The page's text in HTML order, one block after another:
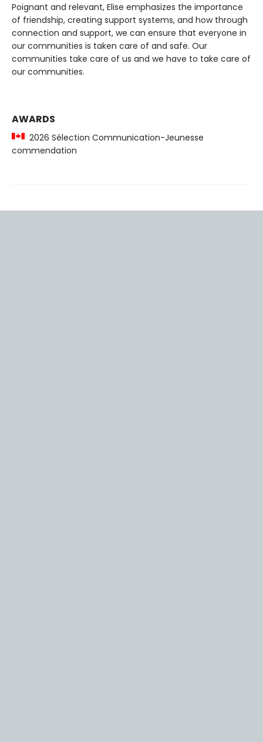
Poignant and relevant, Elise emphasizes the importance
of friendship, creating support systems, and how through
connection and support, we can ensure that everyone in
our communities is taken care of and safe. Our
communities take care of us and we have to take care of
our communities.
AWARDS
2026 Sélection Communication-Jeunesse
commendation